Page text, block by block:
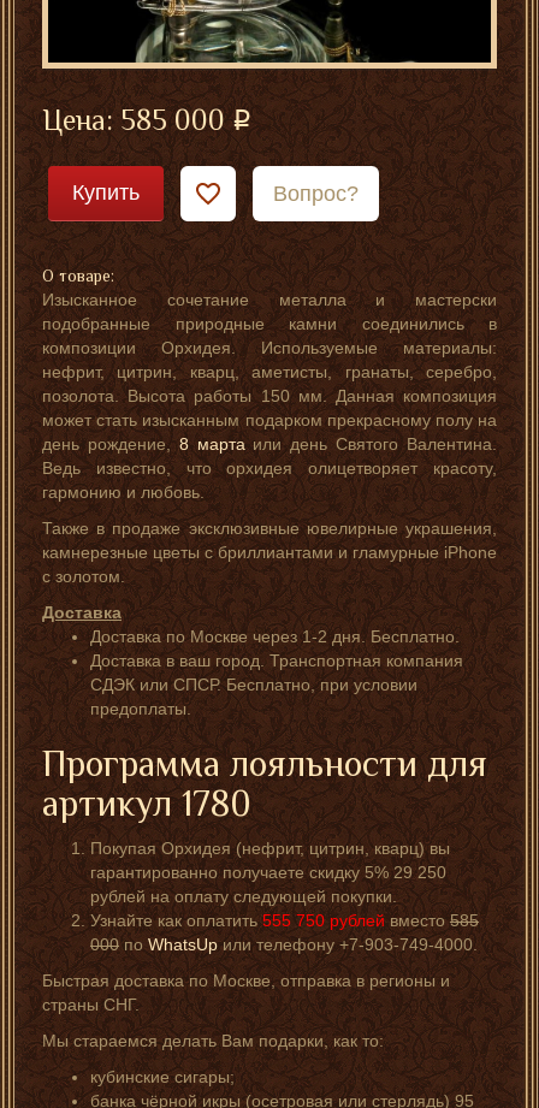
Цена:585 000
Купить Вопрос?
О товаре:
Изысканное сочетание металла и мастерски
подобранные природные камни соединились в
композиции Орхидея. Используемые материалы:
нефрит, цитрин, кварц, аметисты, гранаты, серебро,
позолота. Высота работы 150 мм. Данная композиция
может стать изысканным подарком прекрасному полу на
день рождение,8 мартаили день Святого Валентина.
Ведь известно, что орхидея олицетворяет красоту,
гармонию и любовь.
Также в продаже эксклюзивные ювелирные украшения,
камнерезные цветы с бриллиантами и гламурные iPhone
с золотом.
Доставка
Доставка по Москве через 1-2 дня. Бесплатно.
Доставка в ваш город. Транспортная компания
СДЭК или СПСР. Бесплатно, при условии
предоплаты.
Программа лояльности для
артикул 1780
Покупая Орхидея (нефрит, цитрин, кварц) вы
гарантированно получаете скидку 5% 29 250
рублей на оплату следующей покупки.
Узнайте как оплатить555 750 рублейвместо585
000по WhatsUpили телефону +7-903-749-4000.
Быстрая доставка по Москве, отправка в регионы и
страны СНГ.
Мы стараемся делать Вам подарки, как то:
кубинские сигары;
банка чёрной икры (осетровая или стерлядь) 95